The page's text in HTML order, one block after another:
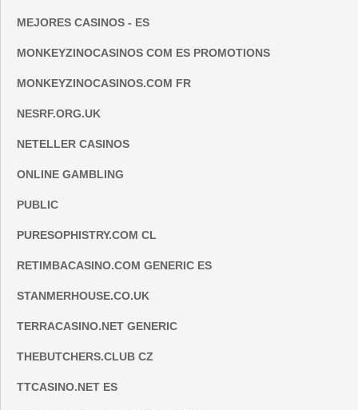
MEJORES CASINOS - ES
MONKEYZINOCASINOS COM ES PROMOTIONS
MONKEYZINOCASINOS.COM FR
NESRF.ORG.UK
NETELLER CASINOS
ONLINE GAMBLING
PUBLIC
PURESOPHISTRY.COM CL
RETIMBACASINO.COM GENERIC ES
STANMERHOUSE.CO.UK
TERRACASINO.NET GENERIC
THEBUTCHERS.CLUB CZ
TTCASINO.NET ES